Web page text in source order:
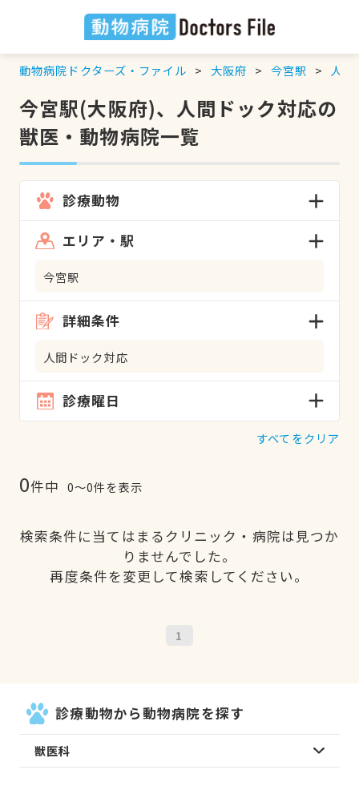
動物病院ドクターズ・ファイル 大阪府 今宮駅 人
今宮駅(大阪府)、人間ドック対応の
獣医・動物病院一覧
診療動物
エリア・駅
今宮駅
詳細条件
人間ドック対応
診療曜日
すべてをクリア
0件中 0〜0件を表示
検索条件に当てはまるクリニック・病院は見つか
りませんでした。
再度条件を変更して検索してください。
1
診療動物から動物病院を探す
獣医科